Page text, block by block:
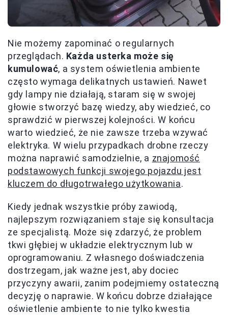
Nie możemy zapominać o regularnych
przeglądach. Każda usterka może się
kumulować, a system oświetlenia ambiente
często wymaga delikatnych ustawień. Nawet
gdy lampy nie działają, staram się w swojej
głowie stworzyć bazę wiedzy, aby wiedzieć, co
sprawdzić w pierwszej kolejności. W końcu
warto wiedzieć, że nie zawsze trzeba wzywać
elektryka. W wielu przypadkach drobne rzeczy
można naprawić samodzielnie, a znajomość
podstawowych funkcji swojego pojazdu jest
kluczem do długotrwałego użytkowania.
Kiedy jednak wszystkie próby zawiodą,
najlepszym rozwiązaniem staje się konsultacja
ze specjalistą. Może się zdarzyć, że problem
tkwi głębiej w układzie elektrycznym lub w
oprogramowaniu. Z własnego doświadczenia
dostrzegam, jak ważne jest, aby dociec
przyczyny awarii, zanim podejmiemy ostateczną
decyzję o naprawie. W końcu dobrze działające
oświetlenie ambiente to nie tylko kwestia